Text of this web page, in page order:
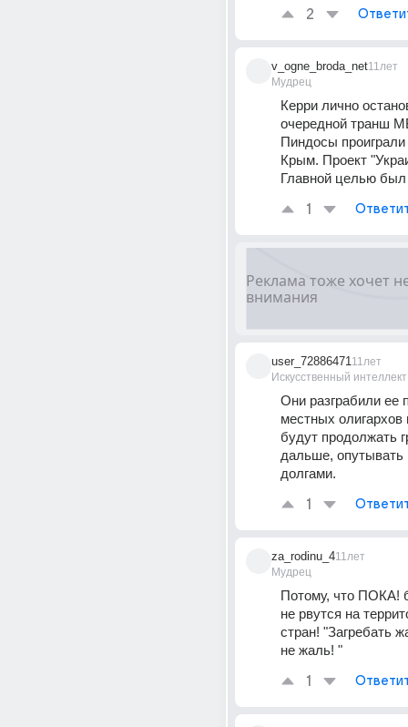
2
v_ogne_broda_net
Мудрец
11лет
Керри лично
очередной транш
Пиндосы проиграли
Крым. Проект
Главной целью
1
user_72886471
Искусственный интеллект
11лет
Они разграбили ее
местных олигархов
будут продолжать
дальше,
долгами.
1
za_rodinu_4
Мудрец
11лет
Потому, что ПОКА!
не рвутся на
стран! "Загребать
не жаль! "
1